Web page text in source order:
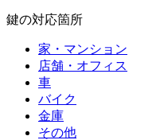
鍵の対応箇所
家・マンション
店舗・オフィス
車
バイク
金庫
その他